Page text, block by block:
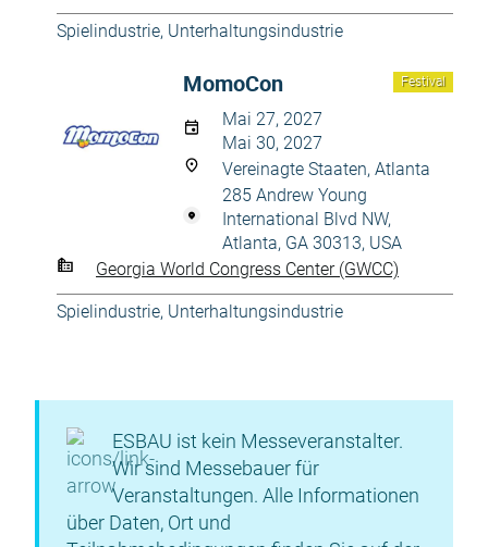
Spielindustrie, Unterhaltungsindustrie
Festival
MomoCon
Mai 27, 2027
Mai 30, 2027
Vereinagte Staaten, Atlanta
285 Andrew Young
International Blvd NW,
Atlanta, GA 30313, USA
Georgia World Congress Center (GWCC)
Spielindustrie, Unterhaltungsindustrie
ESBAU ist kein Messeveranstalter.
Wir sind Messebauer für
Veranstaltungen. Alle Informationen
über Daten, Ort und